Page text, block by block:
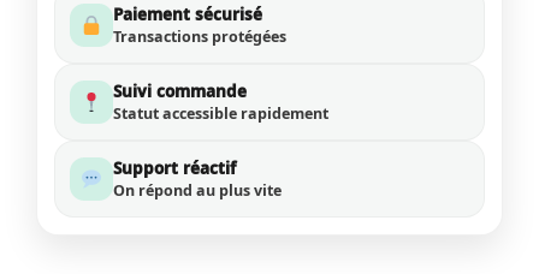
Paiement sécurisé
Transactions protégées
Suivi commande
Statut accessible rapidement
Support réactif
On répond au plus vite